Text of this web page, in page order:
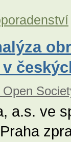
Open
a.s. ve